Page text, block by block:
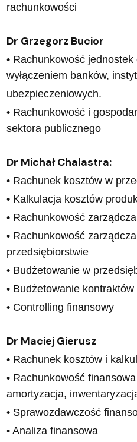
rachunkowości
Dr Grzegorz Bucior
• Rachunkowość
wyłączeniem banków,
ubezpieczeniowych.
• Rachunkowość i
sektora publicznego
Dr Michał Chalastra:
• Rachunek kosztów w
• Kalkulacja kosztów
• Rachunkowość
• Rachunkowość
przedsiębiorstwie
• Budżetowanie w
• Budżetowanie
• Controlling finansowy
Dr Maciej Gierusz
• Rachunek kosztów i
• Rachunkowość
amortyzacja,
• Sprawozdawczość
• Analiza finansowa